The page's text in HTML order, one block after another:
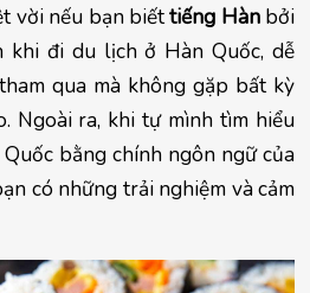
vời nếu bạn biết tiếng Hàn bởi
khi đi du lịch ở Hàn Quốc, dễ
qua mà không gặp bất kỳ
Ngoài ra, khi tự mình tìm hiểu
bằng chính ngôn ngữ của
có những trải nghiệm và cảm